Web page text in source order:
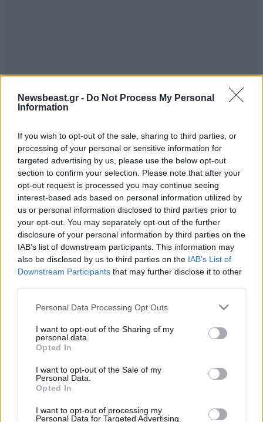
Newsbeast.gr - Do Not Process My Personal
Information
If you wish to opt-out of the sale, sharing to third parties, or
processing of your personal or sensitive information for
targeted advertising by us, please use the below opt-out
section to confirm your selection. Please note that after your
opt-out request is processed you may continue seeing
interest-based ads based on personal information utilized by
us or personal information disclosed to third parties prior to
your opt-out. You may separately opt-out of the further
disclosure of your personal information by third parties on the
IAB’s list of downstream participants. This information may
also be disclosed by us to third parties on the IAB’s List of
Downstream Participants that may further disclose it to other
Please note that this website/app uses one or more Google
not limited to your visit or usage behaviour. You may click to
grant or deny consent to Google and its third-party tags to
use your data for below specified purposes in below Google
consent section.
Personal Data Processing Opt Outs
I want to opt-out of the Sharing of my
personal data.
Opted In
I want to opt-out of the Sale of my
Personal Data.
Opted In
I want to opt-out of processing my
Personal Data for Targeted Advertising.
LIFESTYLE06·08·2026 16:11